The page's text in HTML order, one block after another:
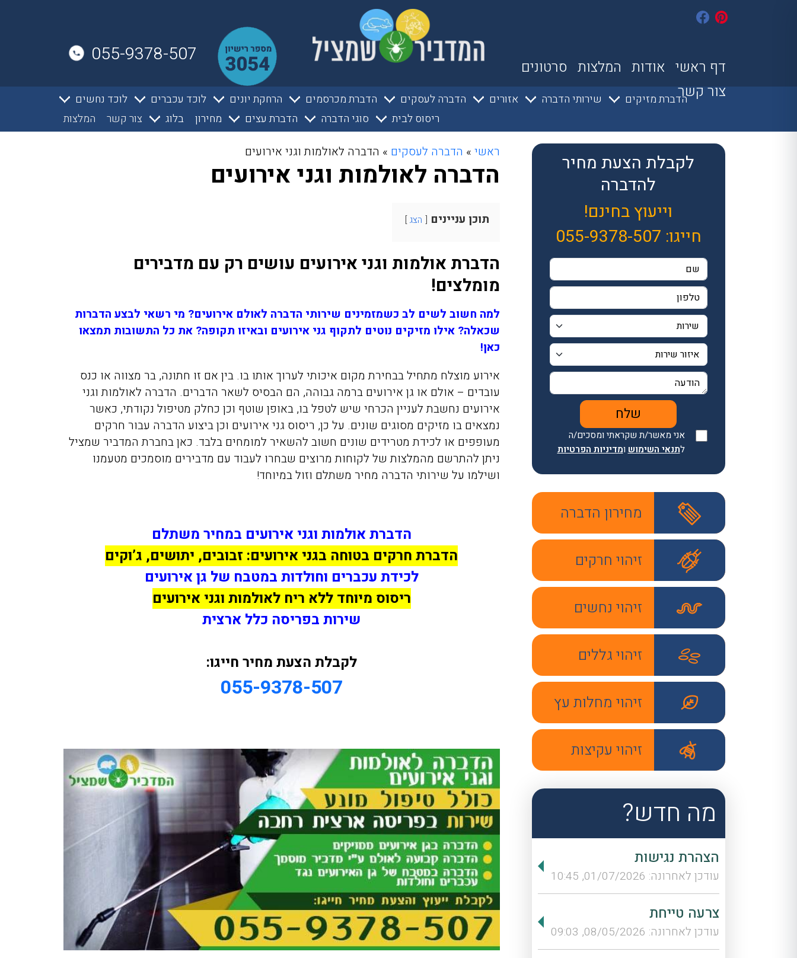
דף ראשי אודות המלצות סרטונים
צור קשר
055-9378-507
הדברת מזיקים שירותי הדברה אזורים הדברה לעסקים הדברת מכרסמים הרחקת יונים לוכד עכברים
לוכד נחשים
ריסוס לבית
סוגי הדברה הדברת עצים מחירון בלוג צור קשר המלצות
לקבלת הצעת מחיר
להדברה
וייעוץ בחינם!
חייגו: 055-9378-507
אני מאשר/ת שקראתי ומסכים/ה
לתנאי השימוש ומדיניות הפרטיות
מחירון הדברה
זיהוי חרקים
זיהוי נחשים
זיהוי גללים
זיהוי מחלות עץ
זיהוי עקיצות
מה חדש?
הצהרת נגישות
עודכן לאחרונה: 01/07/2026, 10:45
צרעה טייחת
עודכן לאחרונה: 08/05/2026, 09:03
ראשי » הדברה לעסקים » הדברה לאולמות וגני אירועים
הדברה לאולמות וגני אירועים
תוכן עניינים הצג
הדברת אולמות וגני אירועים עושים רק עם מדבירים
מומלצים!
למה חשוב לשים לב כשמזמינים שירותי הדברה לאולם אירועים? מי רשאי לבצע הדברות
שכאלה? אילו מזיקים נוטים לתקוף גני אירועים ובאיזו תקופה? את כל התשובות תמצאו
כאן!
אירוע מוצלח מתחיל בבחירת מקום איכותי לערוך אותו בו. בין אם זו חתונה, בר מצווה או כנס
עובדים – אולם או גן אירועים ברמה גבוהה, הם הבסיס לשאר הדברים. הדברה לאולמות וגני
אירועים נחשבת לעניין הכרחי שיש לטפל בו, באופן שוטף וכן כחלק מטיפול נקודתי, כאשר
נמצאים בו מזיקים מסוגים שונים. על כן, ריסוס גני אירועים וכן ביצוע הדברה עבור חרקים
מעופפים או לכידת מטרידים שונים חשוב להשאיר למומחים בלבד. כאן בחברת המדביר שמציל
ניתן להתרשם מהמלצות של לקוחות מרוצים שבחרו לעבוד עם מדבירים מוסמכים מטעמנו
ושילמו על שירותי הדברה מחיר משתלם וזול במיוחד!
הדברת אולמות וגני אירועים במחיר משתלם
הדברת חרקים בטוחה בגני אירועים: זבובים, יתושים, ג’וקים
לכידת עכברים וחולדות במטבח של גן אירועים
ריסוס מיוחד ללא ריח לאולמות וגני אירועים
שירות בפריסה כלל ארצית
לקבלת הצעת מחיר חייגו:
055-9378-507